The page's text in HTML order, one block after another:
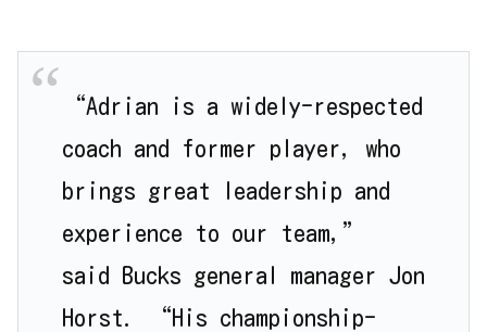
“Adrian is a widely-respected
coach and former player, who
brings great leadership and
experience to our team,”
said Bucks general manager Jon
Horst. “His championship-